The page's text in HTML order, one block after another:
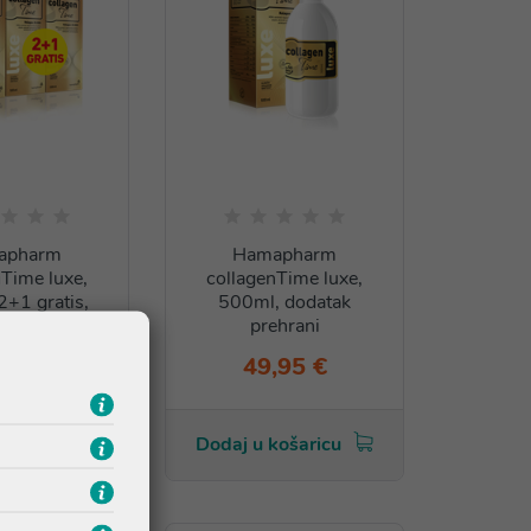
luxe,
gratis,
Hamapharm
collagenTime luxe,
500ml, dodatak
prehrani
49,95 €
Dodaj u košaricu